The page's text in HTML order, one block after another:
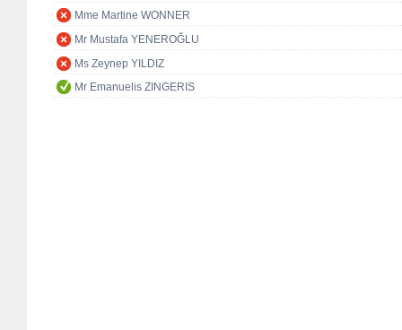
Mme Martine WONNER
Mr Mustafa YENEROĞLU
Ms Zeynep YILDIZ
Mr Emanuelis ZINGERIS